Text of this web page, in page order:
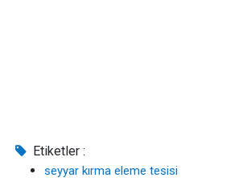
Etiketler :
seyyar kırma eleme tesisi